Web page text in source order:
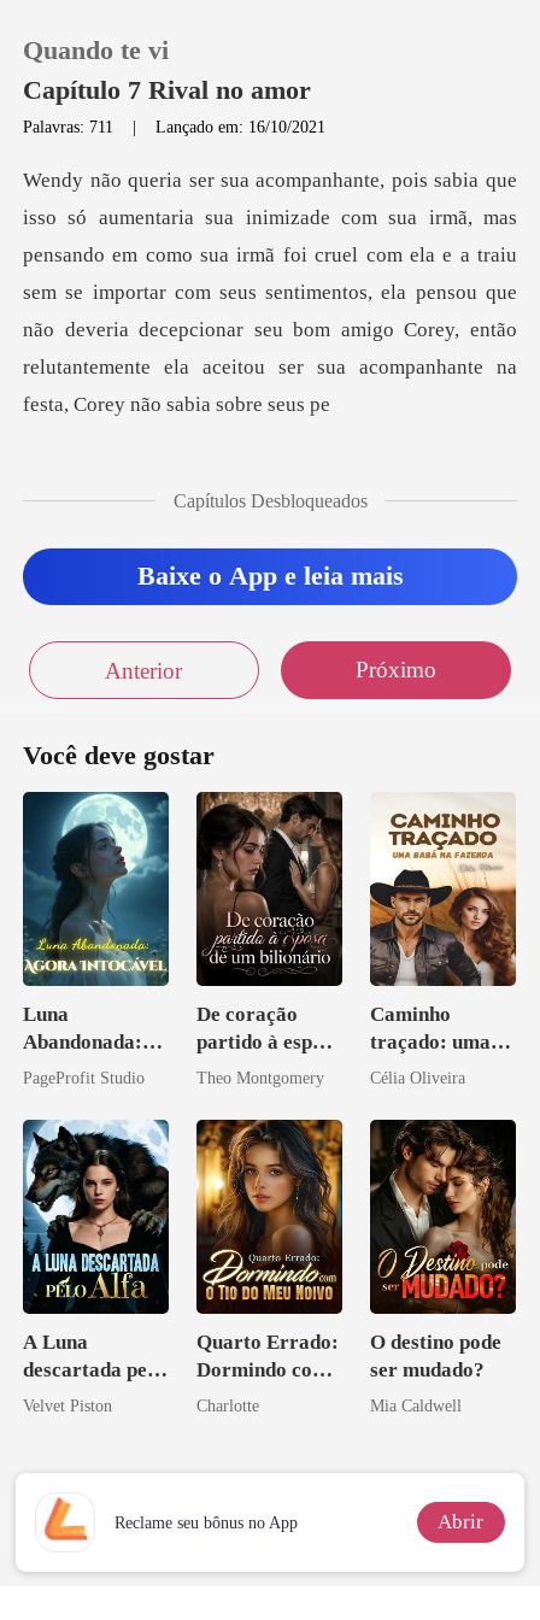
0
Loja
Quando te vi
Capítulo 7 Rival no amor
Palavras: 711 |Lançado em: 16/10/2021
como sua irmã foi cruel com ela e a traiu
sem se importar com seus sentimentos, ela pensou que
não deveria decepcio
Capítulos Desbloqueados
Baixe o App e leia mais
Anterior Próximo
Você deve gostar
Luna
Abandonada:
Agora Intocável
PageProfit Studio
De coração
partido à esposa
de um bilionário
Theo Montgomery
Caminho
traçado: uma
babá na fazenda
Célia Oliveira
A Luna
descartada pelo
Alfa
Velvet Piston
Quarto Errado:
Dormindo com
o Tio do Meu
Charlotte
O destino pode
ser mudado?
Mia Caldwell
Reclame seu bônus no App Abrir